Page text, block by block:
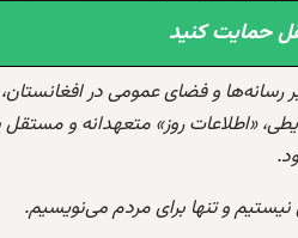
حمایت کنید
و فضای عمومی در
«اطلاعات روز» متعهدانه و
و تنها برای مردم می‌نویسیم.